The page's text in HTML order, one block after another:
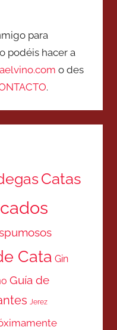
para
podéis hacer a
o des
.
Catas
Cata Gin
Guía de
Jerez